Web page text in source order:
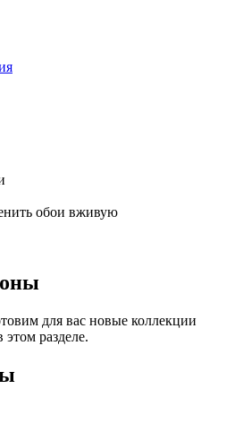
обои вживую
для вас новые коллекции
этом разделе.